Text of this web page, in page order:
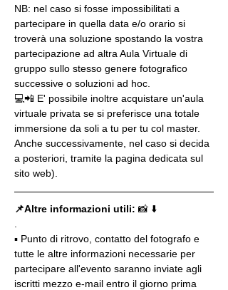
NB: nel caso si fosse impossibilitati a
partecipare in quella data e/o orario si
troverà una soluzione spostando la vostra
partecipazione ad altra Aula Virtuale di
gruppo sullo stesso genere fotografico
successive o soluzioni ad hoc.
💻📲 E' possibile inoltre acquistare un'aula
virtuale privata se si preferisce una totale
immersione da soli a tu per tu col master.
Anche successivamente, nel caso si decida
a posteriori, tramite la pagina dedicata sul
sito web).
📌Altre informazioni utili: 📸 ⬇️
▪️ Punto di ritrovo, contatto del fotografo e
tutte le altre informazioni necessarie per
partecipare all'evento saranno inviate agli
iscritti mezzo e-mail entro il giorno prima